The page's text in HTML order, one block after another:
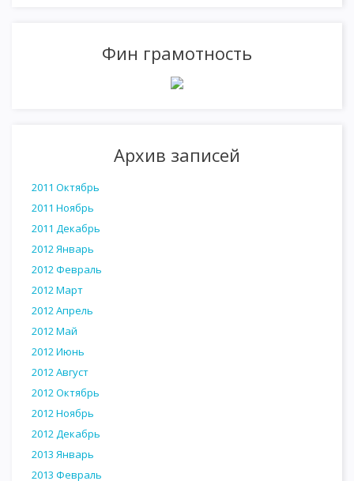
Фин грамотность
Архив записей
2011 Октябрь
2011 Ноябрь
2011 Декабрь
2012 Январь
2012 Февраль
2012 Март
2012 Апрель
2012 Май
2012 Июнь
2012 Август
2012 Октябрь
2012 Ноябрь
2012 Декабрь
2013 Январь
2013 Февраль